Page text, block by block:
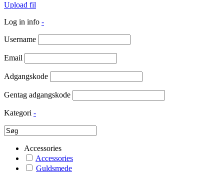
Upload fil
Log in info -
Username
Email
Adgangskode
Gentag adgangskode
Kategori -
Accessories
Accessories
Guldsmede